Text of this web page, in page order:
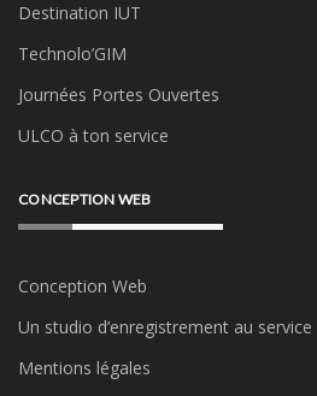
Destination IUT
Technolo’GIM
Journées Portes Ouvertes
ULCO à ton service
CONCEPTION WEB
Conception Web
Un studio d’enregistrement au
Mentions légales